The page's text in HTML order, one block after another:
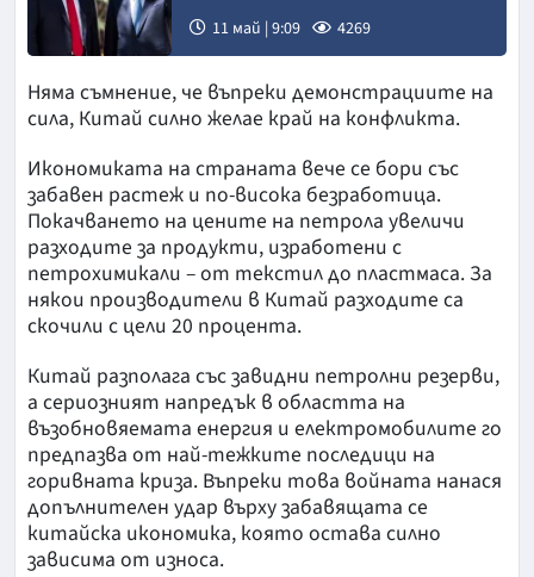
11 май | 9:09 4269
Няма съмнение, че въпреки демонстрациите на
сила, Китай силно желае край на конфликта.
Икономиката на страната вече се бори със
забавен растеж и по-висока безработица.
Покачването на цените на петрола увеличи
разходите за продукти, изработени с
петрохимикали – от текстил до пластмаса. За
някои производители в Китай разходите са
скочили с цели 20 процента.
Китай разполага със завидни петролни резерви,
а сериозният напредък в областта на
възобновяемата енергия и електромобилите го
предпазва от най-тежките последици на
горивната криза. Въпреки това войната нанася
допълнителен удар върху забавящата се
китайска икономика, която остава силно
зависима от износа.